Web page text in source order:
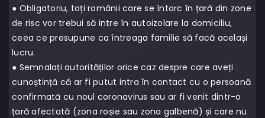
● Obligatoriu, toți românii care se întorc în țară din zone
de risc vor trebui să intre în autoizolare la domiciliu,
ceea ce presupune ca întreaga familie să facă același
lucru.
● Semnalați autorităților orice caz despre care aveți
cunoștință că ar fi putut intra în contact cu o persoană
confirmată cu noul coronavirus sau ar fi venit dintr-o
țară afectată (zona roșie sau zona galbenă) și care nu